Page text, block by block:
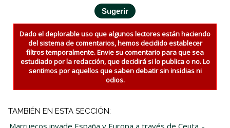
Dado el deplorable uso que algunos lectores están haciendo
del sistema de comentarios, hemos decidido establecer
filtros temporalmente. Envie su comentario para que sea
estudiado por la redacción, que decidirá si lo publica o no. Lo
sentimos por aquellos que saben debatir sin insidias ni
odios.
TAMBIÉN EN ESTA SECCIÓN:
Marruecos invade España y Europa a través de Ceuta -